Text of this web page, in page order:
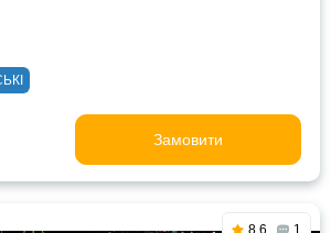
Замовити
8.6 1